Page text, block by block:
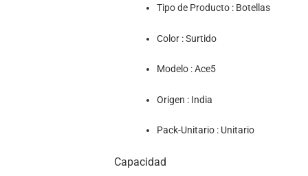
Tipo de Producto : Botellas
Color : Surtido
Modelo : Ace5
Origen : India
Pack-Unitario : Unitario
Capacidad